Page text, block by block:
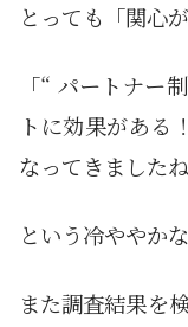
とっても「関心
「“ パートナー
トに効果がある
なってきました
という冷ややか
また調査結果を